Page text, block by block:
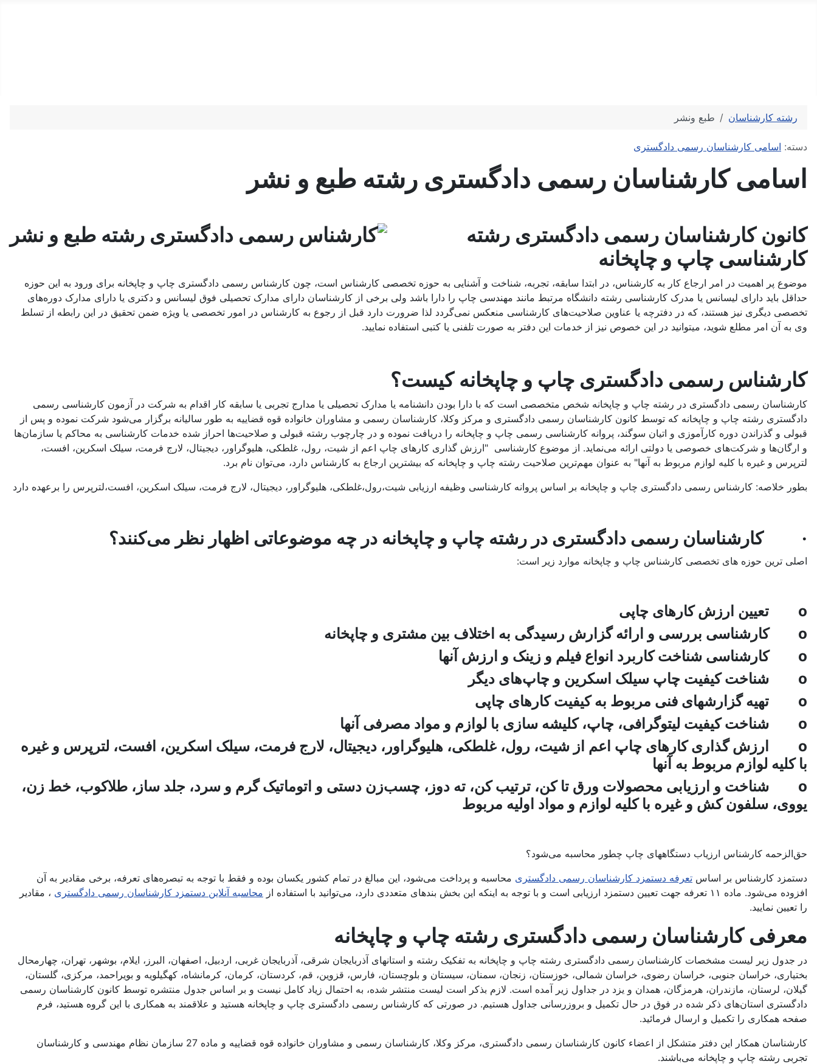
رشته کارشناسان طبع ونشر
توضیحات
دسته: اسامی کارشناسان رسمی دادگستری
اسامی کارشناسان رسمی دادگستری رشته طبع و نشر
کانون کارشناسان رسمی دادگستری رشته
کارشناسی چاپ و چاپخانه
موضوع پر اهمیت در امر ارجاع کار به کارشناس، در ابتدا سابقه، تجربه، شناخت و آشنایی به حوزه تخصصی کارشناس است، چون کارشناس رسمی دادگستری چاپ و چاپخانه برای ورود به این حوزه
حداقل باید دارای لیسانس یا مدرک کارشناسی رشته دانشگاه مرتبط مانند مهندسی چاپ را دارا باشد ولی برخی از کارشناسان دارای مدارک تحصیلی فوق لیسانس و دکتری یا دارای مدارک دوره‌های
تخصصی دیگری نیز هستند، که در دفترچه یا عناوین صلاحیت‌های کارشناسی منعکس نمی‌گردد لذا ضرورت دارد قبل از رجوع به کارشناس در امور تخصصی یا ویژه ضمن تحقیق در این رابطه از تسلط
وی به آن امر مطلع شوید، میتوانید در این خصوص نیز از خدمات این دفتر به صورت تلفنی یا کتبی استفاده نمایید.
کارشناس رسمی دادگستری چاپ و چاپخانه کیست؟
کارشناسان رسمی دادگستری در رشته چاپ و چاپخانه شخص متخصصی است که با دارا بودن دانشنامه یا مدارک تحصیلی یا مدارج تجربی یا سابقه کار اقدام به شرکت در آزمون کارشناسی رسمی
دادگستری رشته چاپ و چاپخانه که توسط کانون کارشناسان رسمی دادگستری و مرکز وکلا، کارشناسان رسمی و مشاوران خانواده قوه قضاییه به طور سالیانه برگزار می‌شود شرکت نموده و پس از
قبولی و گذراندن دوره کارآموزی و اتیان سوگند، پروانه کارشناسی رسمی چاپ و چاپخانه را دریافت نموده و در چارچوب رشته قبولی و صلاحیت‌ها احراز شده خدمات کارشناسی به محاکم یا سازمان‌ها
و ارگان‌ها و شرکت‌های خصوصی یا دولتی ارائه می‌نماید. از موضوع کارشناسی "ارزش گذاری کارهای چاپ اعم از شیت، رول، غلطکی، هلیوگراور، دیجیتال، لارج فرمت، سیلک اسکرین، افست،
لترپرس و غیره با کلیه لوازم مربوط به آنها" به عنوان مهم‌ترین صلاحیت رشته چاپ و چاپخانه که بیشترین ارجاع به کارشناس دارد، می‌توان نام برد.
بطور خلاصه: کارشناس رسمی دادگستری چاپ و چاپخانه بر اساس پروانه کارشناسی وظیفه ارزیابی شیت،رول،غلطکی، هلیوگراور، دیجیتال، لارج فرمت، سیلک اسکرین، افست،لترپرس را برعهده دارد
· کارشناسان رسمی دادگستری در رشته چاپ و چاپخانه در چه موضوعاتی اظهار نظر می‌کنند؟
اصلی ترین حوزه های تخصصی کارشناس چاپ و چاپخانه موارد زیر است:
o تعیین ارزش کارهای چاپی
o کارشناسی بررسی و ارائه گزارش رسیدگی به اختلاف بین مشتری و چاپخانه
o کارشناسی شناخت کاربرد انواع فیلم و زینک و ارزش آنها
o شناخت کیفیت چاپ سیلک اسکرین و چاپ‌های دیگر
o تهیه گزارشهای فنی مربوط به کیفیت کارهای چاپی
o شناخت کیفیت لیتوگرافی، چاپ، کلیشه سازی با لوازم و مواد مصرفی آنها
o ارزش گذاری کارهای چاپ اعم از شیت، رول، غلطکی، هلیوگراور، دیجیتال، لارج فرمت، سیلک اسکرین، افست، لترپرس و غیره
با کلیه لوازم مربوط به آنها
o شناخت و ارزیابی محصولات ورق تا کن، ترتیب کن، ته دوز، چسب‌‌زن دستی و اتوماتیک گرم و سرد، جلد ساز، طلاکوب، خط زن،
یووی، سلفون کش و غیره با کلیه لوازم و مواد اولیه مربوط
حق‌الزحمه کارشناس ارزیاب دستگاههای چاپ چطور محاسبه می‌شود؟
دستمزد کارشناس بر اساس تعرفه دستمزد کارشناسان رسمی دادگستری محاسبه و پرداخت می‌شود، این مبالغ در تمام کشور یکسان بوده و فقط با توجه به تبصره‌های تعرفه، برخی مقادیر به آن
افزوده می‌شود. ماده ۱۱ تعرفه جهت تعیین دستمزد ارزیابی است و با توجه به اینکه این بخش بندهای متعددی دارد، می‌توانید با استفاده از
محاسبه آنلاین دستمزد کارشناسان رسمی دادگستری ، مقادیر
را تعیین نمایید.
معرفی کارشناسان رسمی دادگستری رشته چاپ و چاپخانه
در جدول زیر لیست مشخصات کارشناسان رسمی دادگستری رشته چاپ و چاپخانه به تفکیک رشته و استانهای آذربایجان شرقی، آذربایجان غربی، اردبیل، اصفهان، البرز، ایلام، بوشهر، تهران، چهارمحال
بختیاری، خراسان جنوبی، خراسان رضوی، خراسان شمالی، خوزستان، زنجان، سمنان، سیستان و بلوچستان، فارس، قزوین، قم، کردستان، کرمان، کرمانشاه، کهگیلویه و بویراحمد، مرکزی، گلستان،
گیلان، لرستان، مازندران، هرمزگان، همدان و یزد در جداول زیر آمده است. لازم بذکر است لیست منتشر شده، به احتمال زیاد کامل نیست و بر اساس جدول منتشره توسط کانون کارشناسان رسمی
دادگستری استان‌های ذکر شده در فوق در حال تکمیل و بروزرسانی جداول هستیم. در صورتی که کارشناس رسمی دادگستری چاپ و چاپخانه هستید و علاقمند به همکاری با این گروه هستید، فرم
صفحه همکاری را تکمیل و ارسال فرمائید.
کارشناسان همکار این دفتر متشکل از اعضاء کانون کارشناسان رسمی دادگستری، مرکز وکلا، کارشناسان رسمی و مشاوران خانواده قوه قضاییه و ماده 27 سازمان نظام مهندسی و کارشناسان
تجربی رشته چاپ و چاپخانه می‌باشند.